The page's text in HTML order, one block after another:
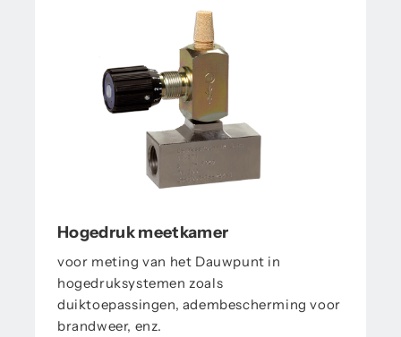
Hogedruk meetkamer
voor meting van het Dauwpunt in
hogedruksystemen zoals
duiktoepassingen, adembescherming voor
brandweer, enz.